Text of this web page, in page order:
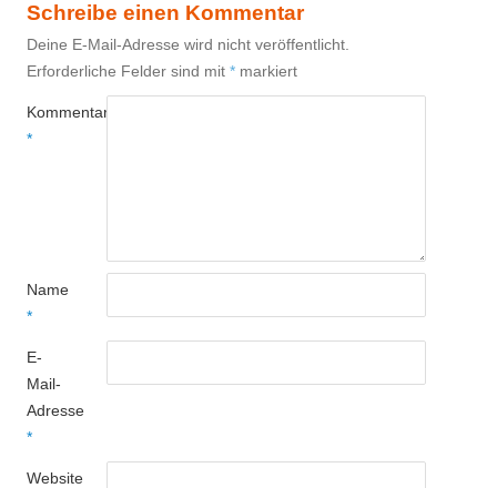
Schreibe einen Kommentar
Deine E-Mail-Adresse wird nicht veröffentlicht.
Erforderliche Felder sind mit * markiert
Kommentar
*
Name
*
E-
Mail-
Adresse
*
Website